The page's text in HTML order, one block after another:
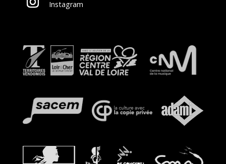
Instagram